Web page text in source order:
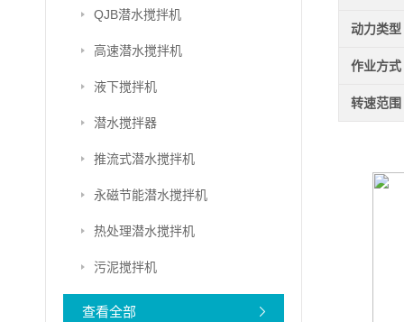
QJB潜水搅拌机
高速潜水搅拌机
液下搅拌机
潜水搅拌器
推流式潜水搅拌机
永磁节能潜水搅拌机
热处理潜水搅拌机
污泥搅拌机
查看全部
动力类型
作业方式
转速范围